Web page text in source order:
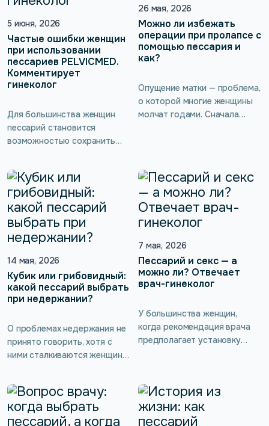
рекомендация — пессарии
PELVICMED.
5 июня, 2026
Частые ошибки женщин
при использовании
пессариев PELVICMED.
Комментирует
гинеколог
Для большинства женщин
пессарий становится
возможностью сохранить
чувствовать себя увереннее
и избежать хирургического
вмешательства. Однако
эффективность такого
метода во многом зависит
от правильного
использования. Разберёмся,
какие ошибки встречаются
чаще всего и что советуют
врачи, чтобы использование
пессария было комфортным.
26 мая, 2026
Можно ли избежать
операции при пролапсе с
помощью пессария и
как?
Опущение матки — проблема,
о которой многие женщины
молчат годами. Сначала
спортом, эпизоды
недержания мочи. И почти
сразу возникает страх:
неужели поможет только
операция? На самом деле
всегда всё заканчивается
хирургией. Во многих случаях
сохранить привычную жизнь
без операции помогают
14 мая, 2026
Кубик или грибовидный:
какой пессарий выбрать
при недержании?
О проблемах недержания не
принято говорить, хотя с
ними сталкиваются женщины
родов, на фоне
гормональных изменений или
при снижении тонуса тканей.
Часто всё начинается с
7 мая, 2026
Пессарий и секс — а
можно ли? Отвечает
врач-гинеколог
У большинства женщин,
когда рекомендация врача
предполагает установку
опущение?». В этой статье
содержатся советы врача:
какие виды этих